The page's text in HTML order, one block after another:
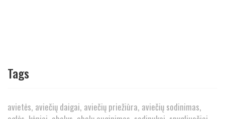
Tags
avietės aviečių daigai aviečių priežiūra aviečių sodinimas